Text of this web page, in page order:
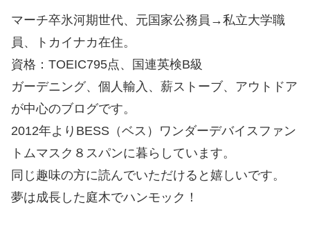
マーチ卒氷河期世代、元国家公務員→私立大学職
員、トカイナカ在住。
資格：TOEIC795点、国連英検B級
ガーデニング、個人輸入、薪ストーブ、アウトドア
が中心のブログです。
2012年よりBESS（ベス）ワンダーデバイスファン
トムマスク８スパンに暮らしています。
同じ趣味の方に読んでいただけると嬉しいです。
夢は成長した庭木でハンモック！